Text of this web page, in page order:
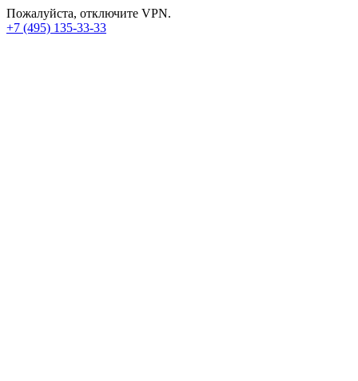
Пожалуйста, отключите VPN.
+7 (495) 135-33-33